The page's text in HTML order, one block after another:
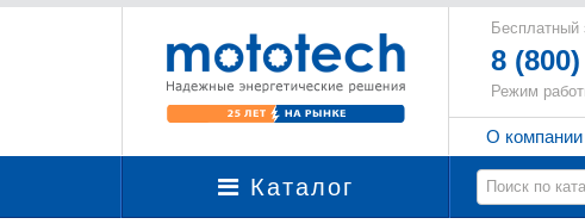
Бесплатный
8
Режим
О компании
Каталог